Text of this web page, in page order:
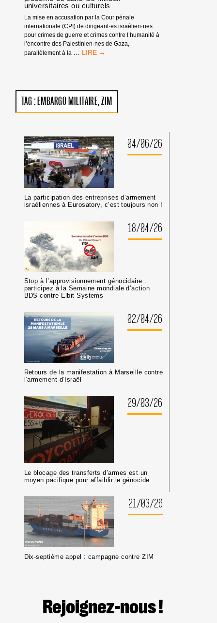
universitaires ou culturels
La mise en accusation par la Cour pénale
internationale (CPI) de dirigeant·es israélien·nes
pour crimes de guerre et crimes contre l’humanité à
l’encontre des Palestinien·nes de Gaza,
parallèlement à la
MANDATS
:
PAS
DE
CRIMINEL·LES
DE
GUERRE
ISRAÉLIEN·NES
PRÉSUMÉ·ES
DANS
MILIEUX
UNIVERSITAIRES
TAG : EMBARGO MILITAIRE ZIM
04/06/26
La participation des entreprises d’armement
israéliennes à Eurosatory, c’est toujours non !
18/04/26
Stop à l’approvisionnement génocidaire :
participez à la Semaine mondiale d’action
BDS contre Elbit Systems
02/04/26
Retours de la manifestation à Marseille contre
l’armement d’Israël
29/03/26
Le blocage des transferts d’armes est un
moyen pacifique pour affaiblir le génocide
21/03/26
Dix-septième appel : campagne contre ZIM
Rejoignez-nous !